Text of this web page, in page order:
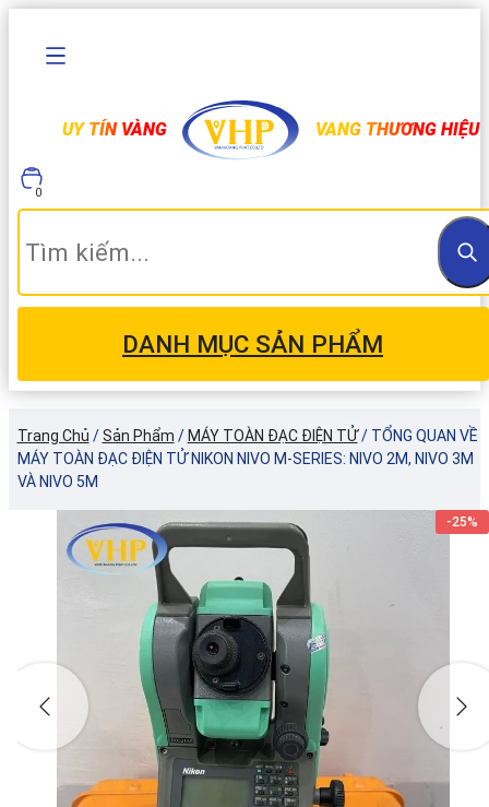
UY TÍN VÀNG VANG THƯƠNG HIỆU
0
DANH MỤC SẢN PHẨM
Trang Chủ / Sản Phẩm / MÁY TOÀN ĐẠC ĐIỆN TỬ / TỔNG QUAN VỀ
MÁY TOÀN ĐẠC ĐIỆN TỬ NIKON NIVO M-SERIES: NIVO 2M, NIVO 3M
VÀ NIVO 5M
-25%